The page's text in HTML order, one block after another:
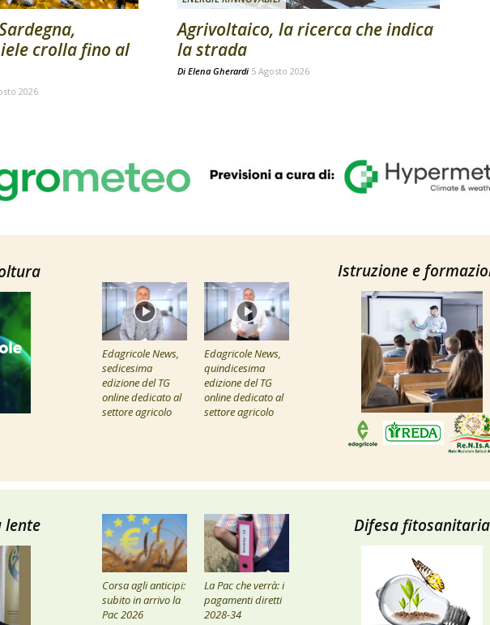
crolla fino al
2026
Agrivoltaico, la ricerca che indica
la strada
Di Elena Gherardi 5 Agosto 2026
Edagricole News,
sedicesima
edizione del TG
online dedicato al
settore agricolo
Edagricole News,
quindicesima
edizione del TG
online dedicato al
settore agricolo
Istruzione e
lente
Corsa agli anticipi:
subito in arrivo la
Pac 2026
La Pac che verrà: i
pagamenti diretti
2028-34
Difesa fitosanitaria